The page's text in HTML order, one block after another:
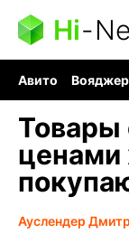
Hi-
Авито Вояджер
Товары
ценами
Ауслендер